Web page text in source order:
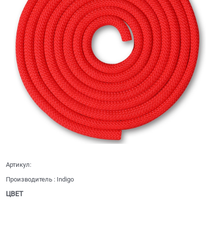
Артикул:
Производитель : Indigo
ЦВЕТ